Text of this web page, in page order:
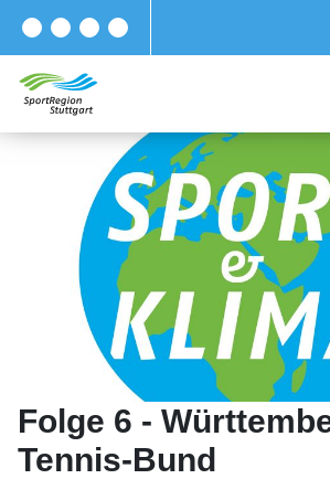
Folge 6 -
Tennis-Bund